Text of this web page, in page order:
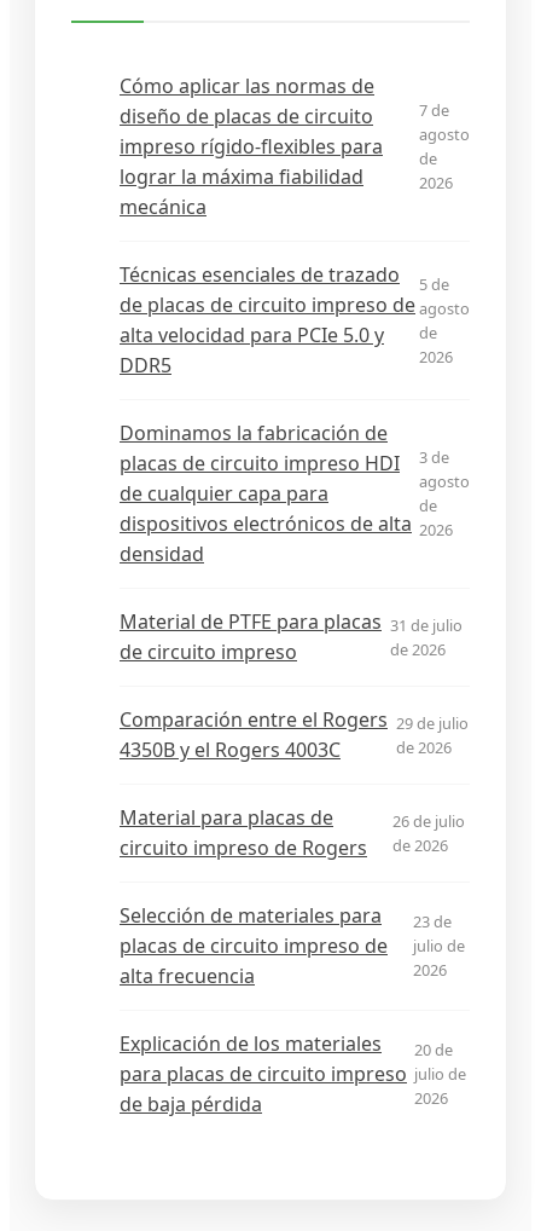
Cómo aplicar las normas de
diseño de placas de circuito
impreso rígido-flexibles para
lograr la máxima fiabilidad
mecánica
7 de
agosto
de
2026
Técnicas esenciales de trazado
de placas de circuito impreso de
alta velocidad para PCIe 5.0 y
DDR5
5 de
agosto
de
2026
Dominamos la fabricación de
placas de circuito impreso HDI
de cualquier capa para
dispositivos electrónicos de alta
densidad
3 de
agosto
de
2026
Material de PTFE para placas
de circuito impreso
31 de julio
de 2026
Comparación entre el Rogers
4350B y el Rogers 4003C
29 de julio
de 2026
Material para placas de
circuito impreso de Rogers
26 de julio
de 2026
Selección de materiales para
placas de circuito impreso de
alta frecuencia
23 de
julio de
2026
Explicación de los materiales
para placas de circuito impreso
de baja pérdida
20 de
julio de
2026